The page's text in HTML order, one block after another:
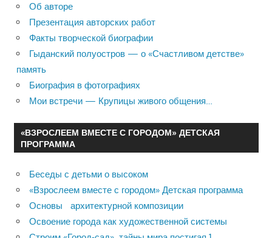
Об авторе
Презентация авторских работ
Факты творческой биографии
Гыданский полуостров — о «Счастливом детстве»
память
Биография в фотографиях
Мои встречи — Крупицы живого общения…
«ВЗРОСЛЕЕМ ВМЕСТЕ С ГОРОДОМ» ДЕТСКАЯ
ПРОГРАММА
Беседы с детьми о высоком
«Взрослеем вместе с городом» Детская программа
Основы архитектурной композиции
Освоение города как художественной системы